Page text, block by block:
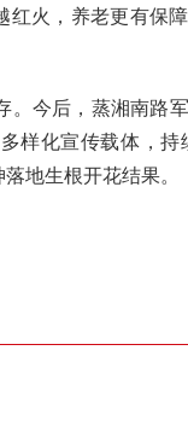
红火，养老更有保障
。今后，蒸湘南路
样化宣传载体，持
地生根开花结果。